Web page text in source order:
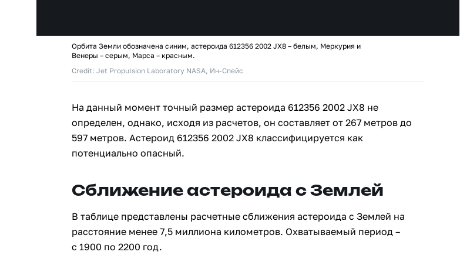
Орбита Земли обозначена синим, астероида 612356 2002 JX8 – белым, Меркурия и
Венеры – серым, Марса – красным.
Credit: Jet Propulsion Laboratory NASA, Ин-Спейс
На данный момент точный размер астероида 612356 2002 JX8 не
определен, однако, исходя из расчетов, он составляет от 267 метров до
597 метров. Астероид 612356 2002 JX8 классифицируется как
потенциально опасный.
Сближение астероида с Землей
В таблице представлены расчетные сближения астероида с Землей на
расстояние менее 7,5 миллиона километров. Охватываемый период –
с 1900 по 2200 год.